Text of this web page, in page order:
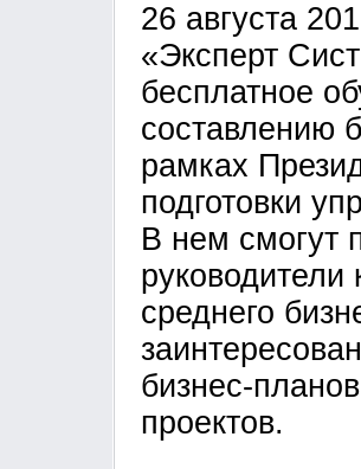
26 августа
«Эксперт
бесплатное
составлению
рамках
подготовки
В нем смогут
среднего
бизнес-
проектов.